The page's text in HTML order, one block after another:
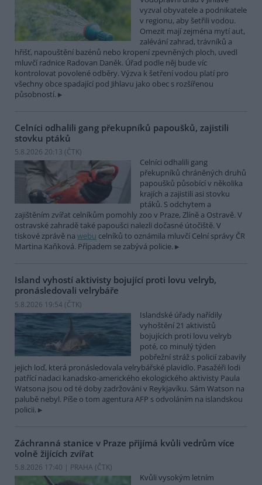
vyzval obyvatele a podnikatele
v regionu, aby šetřili vodou.
Omezit mají zejména mytí aut,
zalévání zahrad, trávníků a
hřišť, napouštění bazénů nebo kropení zpevněných ploch, uvedl
mluvčí radnice Radovan Daněk. Úřad podle něj bude víc
kontrolovat povolené odběry. Výzva k šetření vodou platí pro
všechny obce spadající pod Jihlavu jako obec s rozšířenou
působností.
Celníci odhalili gang překupníků papoušků, zajistili
stovku ptáků
5.8.2026 20:13 (ČTK)
Celníci odhalili gang
překupníků chráněných druhů
papoušků působící v několika
krajích a zajistili asi stovku
ptáků. S odchytem a
zajištěním zvířat celníkům pomohly zoo v Praze, Zlíně a Ostravě. V
ostravské zahradě také papoušci nalezli dočasné útočiště. V
tiskové zprávě na webu celníků to oznámila mluvčí Celní správy ČR
Martina Kaňková. Případem se zabývá policie.
Island vyhostí aktivisty bojující proti lovu velryb,
pronásledovali velrybáře
5.8.2026 19:54 (ČTK)
Islandské úřady nařídily
vyhoštění 21 aktivistů
bojujících proti lovu velryb
poté, co minulý týden
pobřežní stráž s policií zabavily
jejich loď, která pronásledovala velrybářské plavidlo. Pasažéři lodi
patřící nadaci kanadsko-amerického ekologického aktivisty Paula
Watsona jsou od té doby zadržováni v Reykjavíku. Sám Watson na
palubě nebyl. Píše o tom agentura AFP s odvoláním na islandskou
policii.
Záchranná stanice v Praze přijímá kvůli vedrům více
volně žijících zvířat
5.8.2026 17:40 | PRAHA (ČTK)
Kvůli vysokým letním